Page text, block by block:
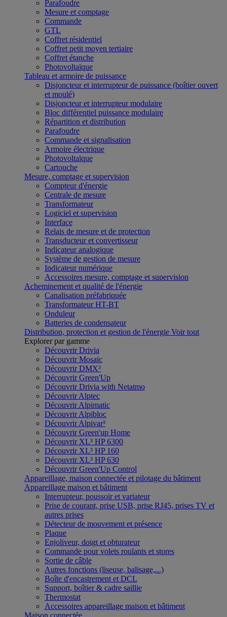
Parafoudre
Mesure et comptage
Commande
GTL
Coffret résidentiel
Coffret petit moyen tertiaire
Coffret étanche
Photovoltaïque
Tableau et armoire de puissance
Disjoncteur et interrupteur de puissance (boîtier ouvert
et moulé)
Disjoncteur et interrupteur modulaire
Bloc différentiel puissance modulaire
Répartition et distribution
Parafoudre
Commande et signalisation
Armoire électrique
Photovoltaïque
Cartouche
Mesure, comptage et supervision
Compteur d'énergie
Centrale de mesure
Transformateur
Logiciel et supervision
Interface
Relais de mesure et de protection
Transducteur et convertisseur
Indicateur analogique
Système de gestion de mesure
Indicateur numérique
Accessoires mesure, comptage et supervision
Acheminement et qualité de l'énergie
Canalisation préfabriquée
Transformateur HT-BT
Onduleur
Batteries de condensateur
Distribution, protection et gestion de l'énergie Voir tout
Explorer par gamme
Découvrir Drivia
Découvrir Mosaic
Découvrir DMX³
Découvrir Green'Up
Découvrir Drivia with Netatmo
Découvrir Alptec
Découvrir Alpimatic
Découvrir Alpibloc
Découvrir Alpivar³
Découvrir Green'up Home
Découvrir XL³ HP 6300
Découvrir XL³ HP 160
Découvrir XL³ HP 630
Découvrir Green'Up Control
Appareillage, maison connectée et pilotage du bâtiment
Appareillage maison et bâtiment
Interrupteur, poussoir et variateur
Prise de courant, prise USB, prise RJ45, prises TV et
autres prises
Détecteur de mouvement et présence
Plaque
Enjoliveur, doigt et obturateur
Commande pour volets roulants et stores
Sortie de câble
Autres fonctions (liseuse, balisage,...)
Boîte d'encastrement et DCL
Support, boîtier & cadre saillie
Thermostat
Accessoires appareillage maison et bâtiment
Maison connectée